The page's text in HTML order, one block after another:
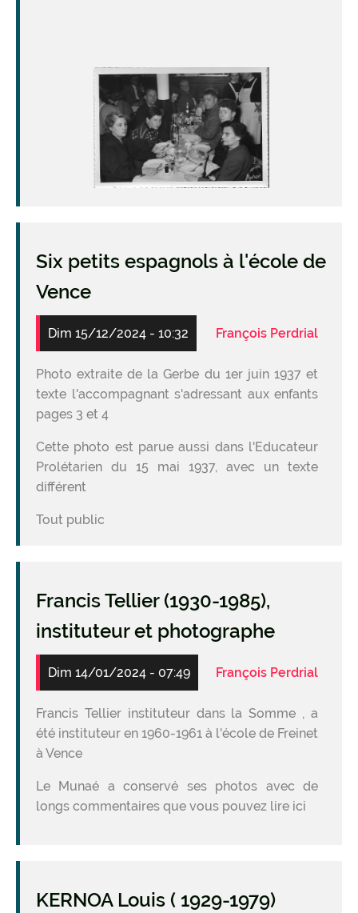
Image
Six petits espagnols à l'école de
Vence
Dim 15/12/2024 - 10:32 François Perdrial
Photo extraite de la Gerbe du 1er juin 1937 et
texte l'accompagnant s'adressant aux enfants
pages 3 et 4
Cette photo est parue aussi dans l'Educateur
Prolétarien du 15 mai 1937, avec un texte
différent
Tout public
Francis Tellier (1930-1985),
instituteur et photographe
Dim 14/01/2024 - 07:49 François Perdrial
Francis Tellier instituteur dans la Somme , a
été instituteur en 1960-1961 à l'école de Freinet
à Vence
Le Munaé a conservé ses photos avec de
longs commentaires que vous pouvez lire ici
KERNOA Louis ( 1929-1979)